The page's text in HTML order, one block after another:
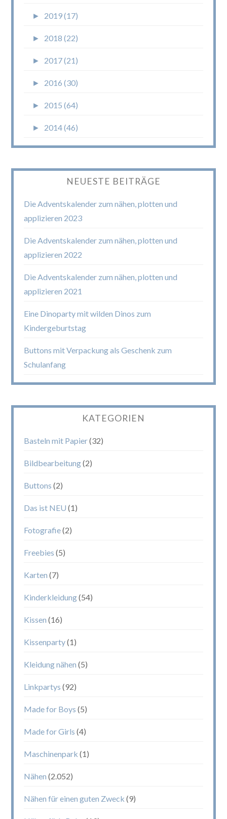
► 2019 (17)
► 2018 (22)
► 2017 (21)
► 2016 (30)
► 2015 (64)
► 2014 (46)
NEUESTE BEITRÄGE
Die Adventskalender zum nähen, plotten und
applizieren 2023
Die Adventskalender zum nähen, plotten und
applizieren 2022
Die Adventskalender zum nähen, plotten und
applizieren 2021
Eine Dinoparty mit wilden Dinos zum
Kindergeburtstag
Buttons mit Verpackung als Geschenk zum
Schulanfang
KATEGORIEN
Basteln mit Papier(32)
Bildbearbeitung(2)
Buttons (2)
Das ist NEU (1)
Fotografie(2)
Freebies (5)
Karten (7)
Kinderkleidung(54)
Kissen (16)
Kissenparty(1)
Kleidung nähen (5)
Linkpartys (92)
Made for Boys (5)
Made for Girls (4)
Maschinenpark (1)
Nähen (2.052)
Nähen für einen guten Zweck (9)